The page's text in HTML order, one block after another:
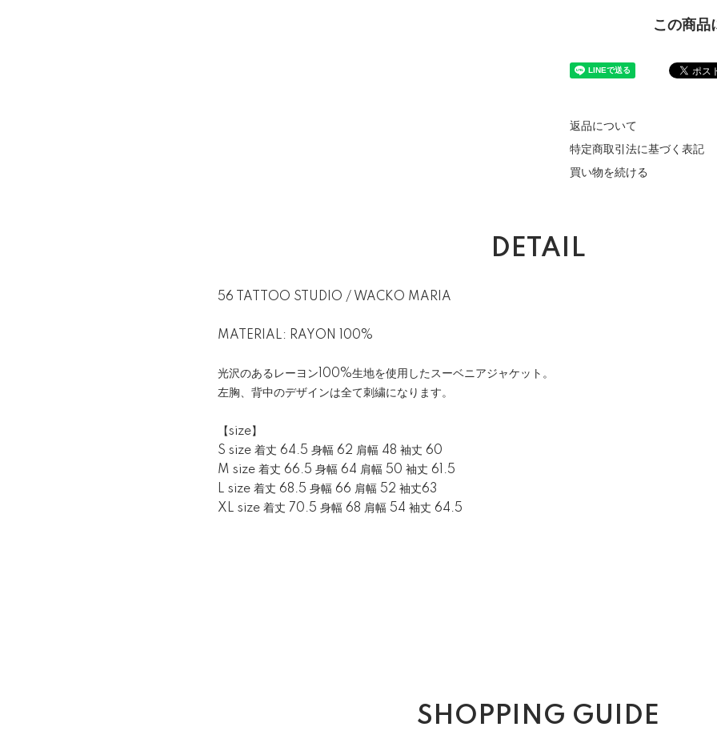
この商品
返品について
特定商取引法に基づく表記
買い物を続ける
DETAIL
56 TATTOO STUDIO / WACKO MARIA
MATERIAL: RAYON 100%
光沢のあるレーヨン100%生地を使用したスーベニアジャケット。
左胸、背中のデザインは全て刺繍になります。
【size】
S size 着丈 64.5 身幅 62 肩幅 48 袖丈 60
M size 着丈 66.5 身幅 64 肩幅 50 袖丈 61.5
L size 着丈 68.5 身幅 66 肩幅 52 袖丈63
XL size 着丈 70.5 身幅 68 肩幅 54 袖丈 64.5
SHOPPING GUIDE